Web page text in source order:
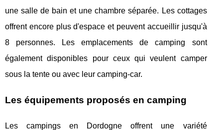
une salle de bain et une chambre séparée. Les cottages
offrent encore plus d'espace et peuvent accueillir jusqu'à
8 personnes. Les emplacements de camping sont
également disponibles pour ceux qui veulent camper
sous la tente ou avec leur camping-car.
Les équipements proposés en camping
Les campings en Dordogne offrent une variété